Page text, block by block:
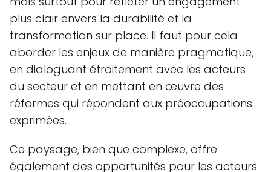
plus clair envers la durabilité et la
transformation sur place. Il faut pour cela
aborder les enjeux de manière pragmatique,
en dialoguant étroitement avec les acteurs
du secteur et en mettant en œuvre des
réformes qui répondent aux préoccupations
exprimées.
Ce paysage, bien que complexe, offre
également des opportunités pour les acteurs